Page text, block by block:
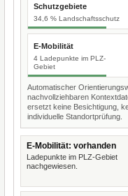
Schutzgebiete
34,6 % Landschaftsschutz
E-Mobilität
4 Ladepunkte im PLZ-
Gebiet
Automatischer
nachvollziehbaren
ersetzt keine Besichtigung,
individuelle Standortprüfung.
E-Mobilität: vorhanden
Ladepunkte im PLZ-Gebiet
nachgewiesen.